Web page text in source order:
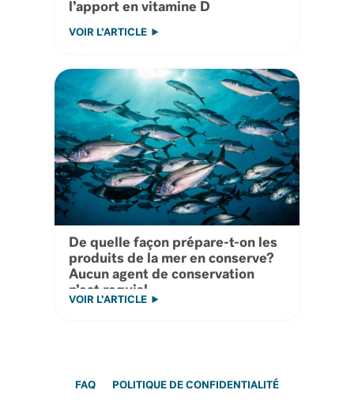
l’apport en vitamine D
VOIR L’ARTICLE
De quelle façon prépare-t-on les
produits de la mer en conserve?
Aucun agent de conservation
n’est requis!
VOIR L’ARTICLE
FAQ POLITIQUE DE CONFIDENTIALITÉ